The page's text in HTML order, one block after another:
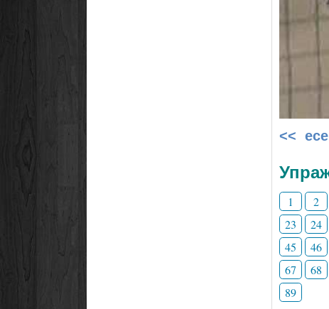
<<
1 2
23
24
45
46
67
68
89